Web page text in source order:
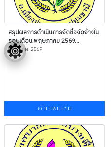
สรุปผลการดำเนินการจัดซื้อจัดจ้างใน
รอบเดือน พฤษภาคม 2569...
10 ก.ค. 2569
อ่านเพิ่มเติม